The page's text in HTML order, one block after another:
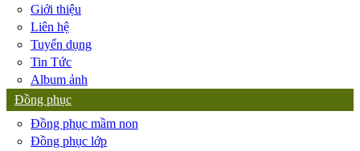
Giới thiệu
Liên hệ
Tuyển dụng
Tin Tức
Album ảnh
Đồng phục
Đồng phục mầm non
Đồng phục lớp